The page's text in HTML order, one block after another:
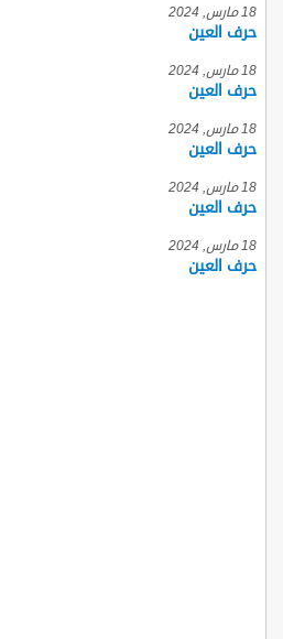
18 مارس, 2024
حرف العين
18 مارس, 2024
حرف العين
18 مارس, 2024
حرف العين
18 مارس, 2024
حرف العين
18 مارس, 2024
حرف العين